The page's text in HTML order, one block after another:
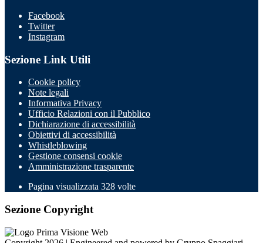
Facebook
Twitter
Instagram
Sezione Link Utili
Cookie policy
Note legali
Informativa Privacy
Ufficio Relazioni con il Pubblico
Dichiarazione di accessibilità
Obiettivi di accessibilità
Whistleblowing
Gestione consensi cookie
Amministrazione trasparente
Pagina visualizzata 328 volte
Sezione Copyright